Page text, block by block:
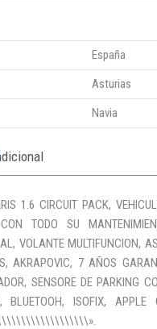
España
Asturias
Navia
1.6 CIRCUIT PACK,
CON TODO SU
VOLANTE MULTIFUNCION,
AKRAPOVIC, 7 AÑOS
SENSORE DE PARKING
BLUETOOH, ISOFIX, APPLE